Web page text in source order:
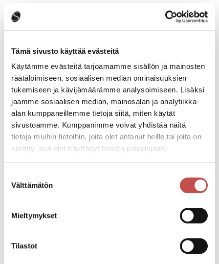
Tämä sivusto käyttää evästeitä
Käytämme evästeitä tarjoamamme sisällön ja mainosten
räätälöimiseen, sosiaalisen median ominaisuuksien
tukemiseen ja kävijämäärämme analysoimiseen. Lisäksi
jaamme sosiaalisen median, mainosalan ja analytiikka-
alan kumppaneillemme tietoja siitä, miten käytät
sivustoamme. Kumppanimme voivat yhdistää näitä
tietoja muihin tietoihin, joita olet antanut heille tai joita on
kerätty, kun olet käyttänyt heidän palvelujaan.
valinta
Välttämätön
Mieltymykset
Tilastot
Tapahtuman järjestäjä
Tapahtumapaikka
Iisniementie 275, Kekkilä, Saarijärvi
Pääsymaksu
Tapahtumaan on vapaa pääsy.
Katso kaikki tapahtumat
Jaa tapahtuma:
Twitter